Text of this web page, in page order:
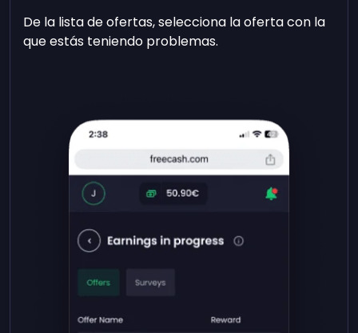
De la lista de ofertas, selecciona la oferta con la
que estás teniendo problemas.